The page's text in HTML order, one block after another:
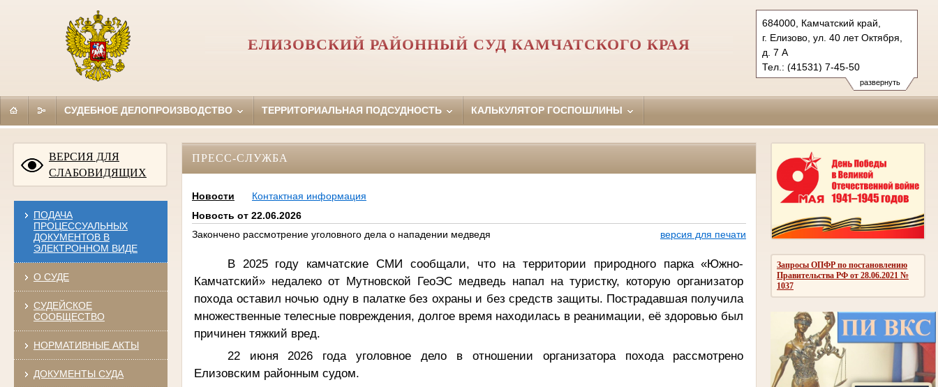
развернуть
684000, Камчатский край,
г. Елизово, ул. 40 лет Октября,
д. 7 А
Тел.: (41531) 7-45-50
7-45-00 факс
elizovsky.kam@sudrf.ru
ЕЛИЗОВСКИЙ РАЙОННЫЙ СУД КАМЧАТСКОГО КРАЯ
СУДЕБНОЕ ДЕЛОПРОИЗВОДСТВО ТЕРРИТОРИАЛЬНАЯ ПОДСУДНОСТЬ КАЛЬКУЛЯТОР ГОСПОШЛИНЫ
ВЕРСИЯ ДЛЯ
СЛАБОВИДЯЩИХ
ПОДАЧА
ПРОЦЕССУАЛЬНЫХ
ДОКУМЕНТОВ В
ЭЛЕКТРОННОМ ВИДЕ
О СУДЕ
СУДЕЙСКОЕ
СООБЩЕСТВО
НОРМАТИВНЫЕ АКТЫ
ДОКУМЕНТЫ СУДА
Запросы ОПФР по постановлению
Правительства РФ от 28.06.2021 №
1037
ПРЕСС-СЛУЖБА
Новости
Контактная информация
Новость от 22.06.2026
Закончено рассмотрение уголовного дела о нападении медведя
версия для печати
В 2025 году камчатские СМИ сообщали, что на территории природного парка «Южно-
Камчатский» недалеко от Мутновской ГеоЭС медведь напал на туристку, которую организатор
похода оставил ночью одну в палатке без охраны и без средств защиты. Пострадавшая получила
множественные телесные повреждения, долгое время находилась в реанимации, её здоровью был
причинен тяжкий вред.
22 июня 2026 года уголовное дело в отношении организатора похода рассмотрено
Елизовским районным судом.